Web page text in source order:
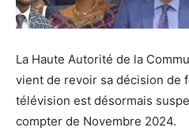
La Haute Autorité de la
vient de revoir sa décision de
télévision est désormais
compter de Novembre 2024.